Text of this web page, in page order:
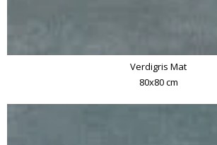
Verdigris Mat
80x80 cm